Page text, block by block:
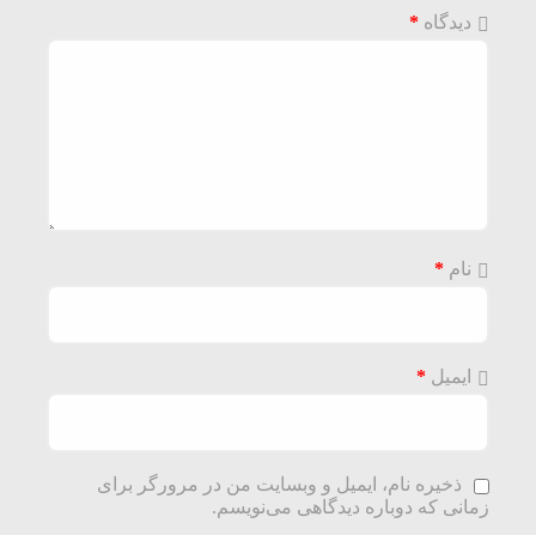
دیدگاه *
نام *
ایمیل *
ذخیره نام، ایمیل و وبسایت من در مرورگر برای
زمانی که دوباره دیدگاهی می‌نویسم.